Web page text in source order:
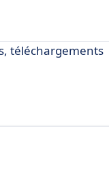
téléchargements